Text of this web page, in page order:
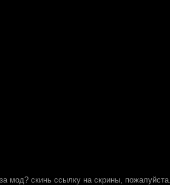
мод? скинь ссылку на скрины,